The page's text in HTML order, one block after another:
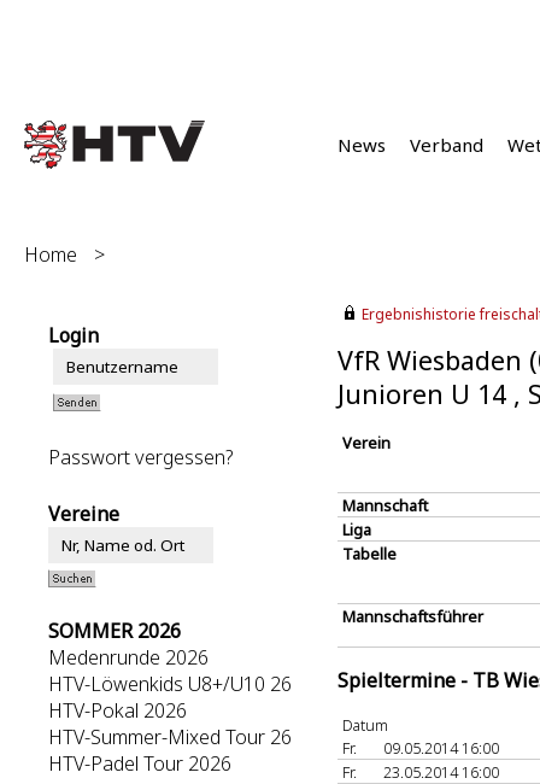
News Verband
Home >
Login
Passwort vergessen?
Vereine
SOMMER 2026
Medenrunde 2026
HTV-Löwenkids U8+/U10 26
HTV-Pokal 2026
HTV-Summer-Mixed Tour 26
HTV-Padel Tour 2026
Ergebnishistorie
VfR Wiesbaden
Junioren U 14 ,
Verein
Mannschaft
Liga
Tabelle
Mannschaftsführer
Spieltermine - TB
Datum
Fr.
09.05.2014 16:00
Fr.
23.05.2014 16:00